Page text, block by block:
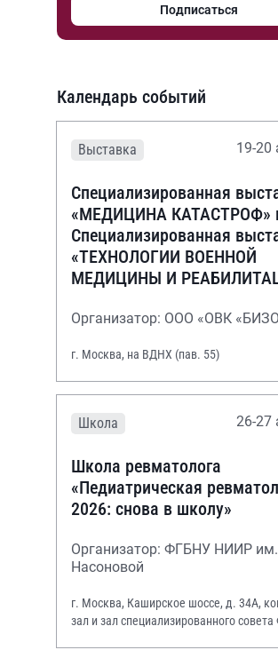
Подписаться
Календарь событий
Выставка 19-20
Специализированная
«МЕДИЦИНА КАТАСТРОФ»
Специализированная
«ТЕХНОЛОГИИ ВОЕННОЙ
МЕДИЦИНЫ И
Организатор: ООО «ОВК
г. Москва, на ВДНХ (пав. 55)
Школа 26-27
Школа ревматолога
«Педиатрическая
2026: снова в школу»
Организатор: ФГБНУ НИИР
Насоновой
г. Москва, Каширское шоссе, д. 34А,
зал и зал специализированного